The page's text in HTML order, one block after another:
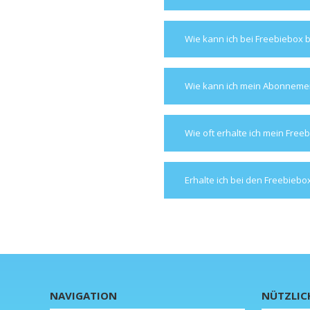
Wie kann ich bei Freebiebox
Wie kann ich mein
Wie oft erhalte ich mein
Erhalte ich bei den
NAVIGATION